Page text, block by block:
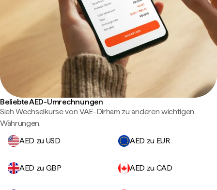
Beliebte AED-Umrechnungen
Sieh Wechselkurse von VAE-Dirham zu anderen wichtigen
Währungen.
AED zu USD
AED zu EUR
AED zu GBP AED zu CAD